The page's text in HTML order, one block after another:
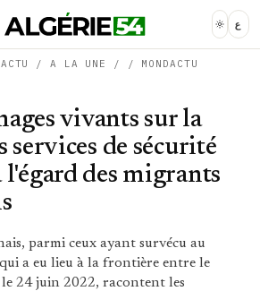
ع
/A LA UNE / / MONDACTU
vivants sur la
services de sécurité
l'égard des migrants
parmi ceux ayant survécu au
a eu lieu à la frontière entre le
24 juin 2022, racontent les